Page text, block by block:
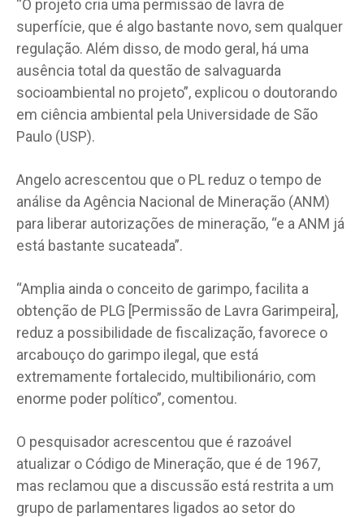
“O projeto cria uma permissão de lavra de
superfície, que é algo bastante novo, sem qualquer
regulação. Além disso, de modo geral, há uma
ausência total da questão de salvaguarda
socioambiental no projeto”, explicou o doutorando
em ciência ambiental pela Universidade de São
Paulo (USP).
Angelo acrescentou que o PL reduz o tempo de
análise da Agência Nacional de Mineração (ANM)
para liberar autorizações de mineração, “e a ANM já
está bastante sucateada”.
“Amplia ainda o conceito de garimpo, facilita a
obtenção de PLG [Permissão de Lavra Garimpeira],
reduz a possibilidade de fiscalização, favorece o
arcabouço do garimpo ilegal, que está
extremamente fortalecido, multibilionário, com
enorme poder político”, comentou.
O pesquisador acrescentou que é razoável
atualizar o Código de Mineração, que é de 1967,
mas reclamou que a discussão está restrita a um
grupo de parlamentares ligados ao setor do